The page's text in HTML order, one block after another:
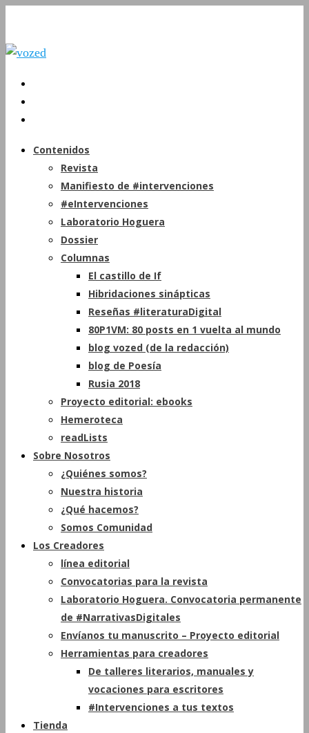
Contenidos
Revista
Manifiesto de #intervenciones
#eIntervenciones
Laboratorio Hoguera
Dossier
Columnas
El castillo de If
Hibridaciones sinápticas
Reseñas #literaturaDigital
80P1VM: 80 posts en 1 vuelta al mundo
blog vozed (de la redacción)
blog de Poesía
Rusia 2018
Proyecto editorial: ebooks
Hemeroteca
readLists
Sobre Nosotros
¿Quiénes somos?
Nuestra historia
¿Qué hacemos?
Somos Comunidad
Los Creadores
línea editorial
Convocatorias para la revista
Laboratorio Hoguera. Convocatoria permanente
de #NarrativasDigitales
Envíanos tu manuscrito – Proyecto editorial
Herramientas para creadores
De talleres literarios, manuales y
vocaciones para escritores
#Intervenciones a tus textos
Tienda